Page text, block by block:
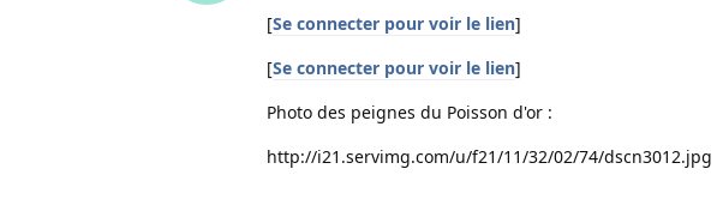
[Se connecter pour voir le lien]
[Se connecter pour voir le lien]
Photo des peignes du Poisson d'or :
http://i21.servimg.com/u/f21/11/32/02/74/dscn3012.jpg